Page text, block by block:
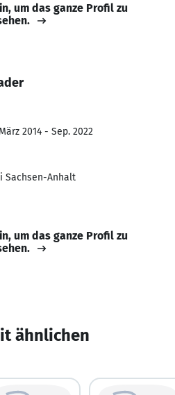
um das ganze Profil zu
2014 - Sep. 2022
Sachsen-Anhalt
um das ganze Profil zu
ähnlichen